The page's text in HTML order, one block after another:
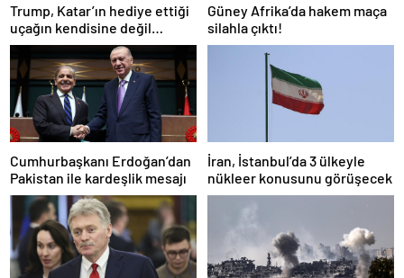
Trump, Katar’ın hediye ettiği
uçağın kendisine değil
Pentagon’a verileceğini
açıkladı
Güney Afrika’da hakem maça
silahla çıktı!
Cumhurbaşkanı Erdoğan’dan
Pakistan ile kardeşlik mesajı
İran, İstanbul’da 3 ülkeyle
nükleer konusunu görüşecek